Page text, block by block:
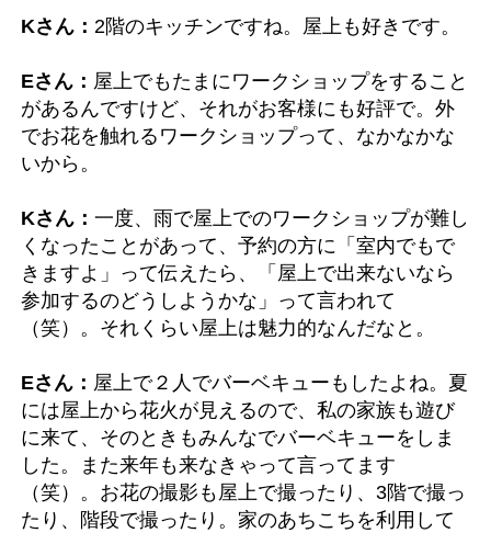
Kさん： 2階のキッチンですね。屋上も好きです。
Eさん： 屋上でもたまにワークショップをすること
があるんですけど、それがお客様にも好評で。外
でお花を触れるワークショップって、なかなかな
いから。
Kさん： 一度、雨で屋上でのワークショップが難し
くなったことがあって、予約の方に「室内でもで
きますよ」って伝えたら、「屋上で出来ないなら
参加するのどうしようかな」って言われて
（笑）。それくらい屋上は魅力的なんだなと。
Eさん： 屋上で２人でバーベキューもしたよね。夏
には屋上から花火が見えるので、私の家族も遊び
に来て、そのときもみんなでバーベキューをしま
した。また来年も来なきゃって言ってます
（笑）。お花の撮影も屋上で撮ったり、3階で撮っ
たり、階段で撮ったり。家のあちこちを利用して